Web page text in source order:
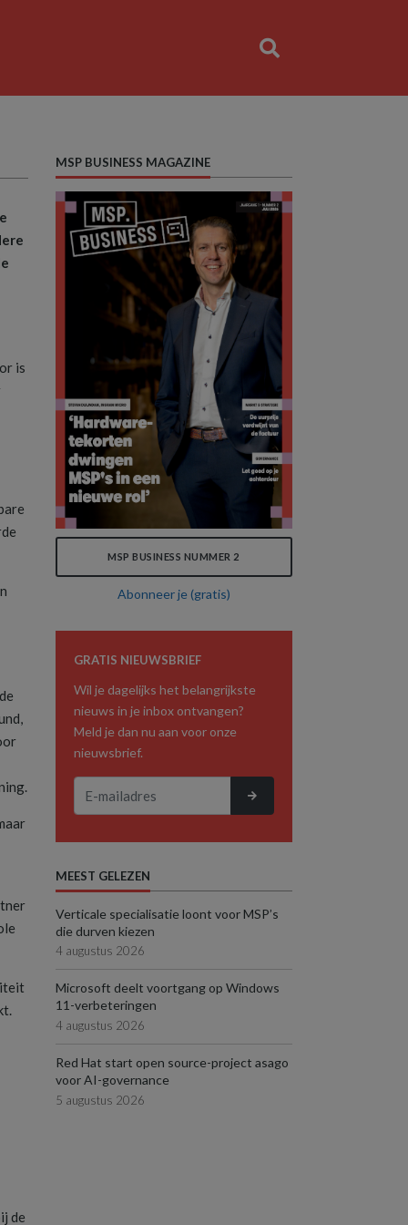
is
de
MSP BUSINESS MAGAZINE
MSP BUSINESS NUMMER 2
Abonneer je (gratis)
GRATIS NIEUWSBRIEF
Wil je dagelijks het belangrijkste
nieuws in je inbox ontvangen?
Meld je dan nu aan voor onze
nieuwsbrief.
MEEST GELEZEN
Verticale specialisatie loont voor MSP’s
die durven kiezen
4 augustus 2026
Microsoft deelt voortgang op Windows
11-verbeteringen
4 augustus 2026
Red Hat start open source-project asago
voor AI-governance
5 augustus 2026